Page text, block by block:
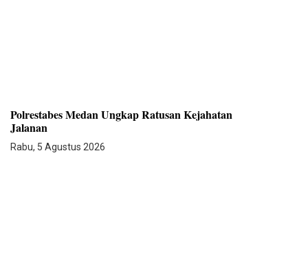
Polrestabes Medan Ungkap Ratusan Kejahatan
Jalanan
Rabu, 5 Agustus 2026